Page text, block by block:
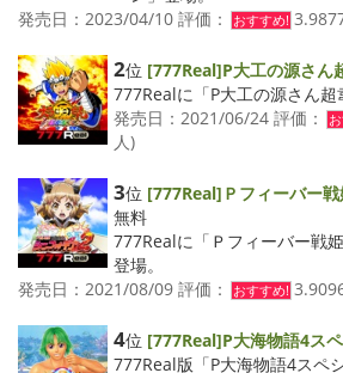
発売日：2023/04/10 評価：
おすすめ!
2位 [777Real]P大工の源さん
777Realに「P大工の源さん超
発売日：2021/06/24 評価：
人)
3位 [777Real]Ｐフィーバー
無料
777Realに「Ｐフィーバー戦
登場。
発売日：2021/08/09 評価：
おすすめ!
4位 [777Real]P大海物語4ス
777Real版「P大海物語4スペ